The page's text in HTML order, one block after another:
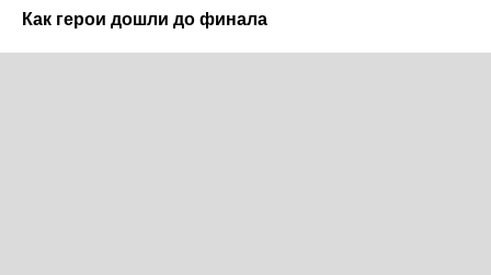
Как герои дошли до финала